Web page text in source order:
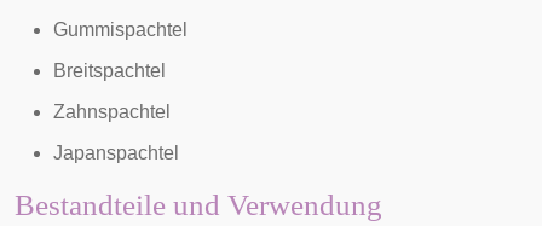
Gummispachtel
Breitspachtel
Zahnspachtel
Japanspachtel
Bestandteile und Verwendung